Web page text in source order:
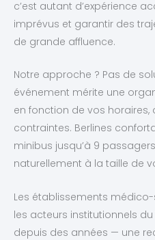
c’est autant d’expérience
imprévus et garantir des
de grande affluence.
Notre approche ? Pas de
événement mérite une
en fonction de vos horaires,
contraintes. Berlines
minibus jusqu’à 9
naturellement à la taille de
Les établissements
les acteurs institutionnels
depuis des années — une